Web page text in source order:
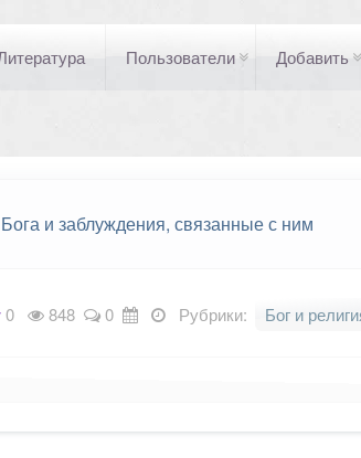
Пользователи Добавить
и заблуждения, связанные с ним
0 848 0 Рубрики: Бог и